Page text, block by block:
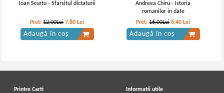
Ioan Scurtu - Sfarsitul dictaturii
Pret:12,00Lei 7,80 Lei
Adaugă în coș
Andreea Chiru - Istoria
romanilor in date
Pret:16,00Lei 6,40 Lei
Adaugă în coș
Printre Carti Informatii utile